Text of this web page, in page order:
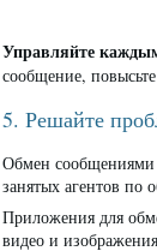
Управляйте
сообщение,
5. Решайте
Обмен сообщениями
занятых агентов по
Приложения для
видео и